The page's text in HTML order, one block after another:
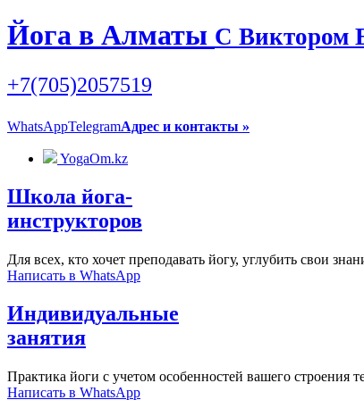
Йога в Алматы C Виктором
+7(705)2057519
WhatsAppTelegramАдрес и контакты »
YogaOm.kz
Школа йога-
инструкторов
Для всех, кто хочет преподавать йогу, углубить свои
Написать в WhatsApp
Индивидуальные
занятия
Практика йоги с учетом особенностей вашего строения
Написать в WhatsApp